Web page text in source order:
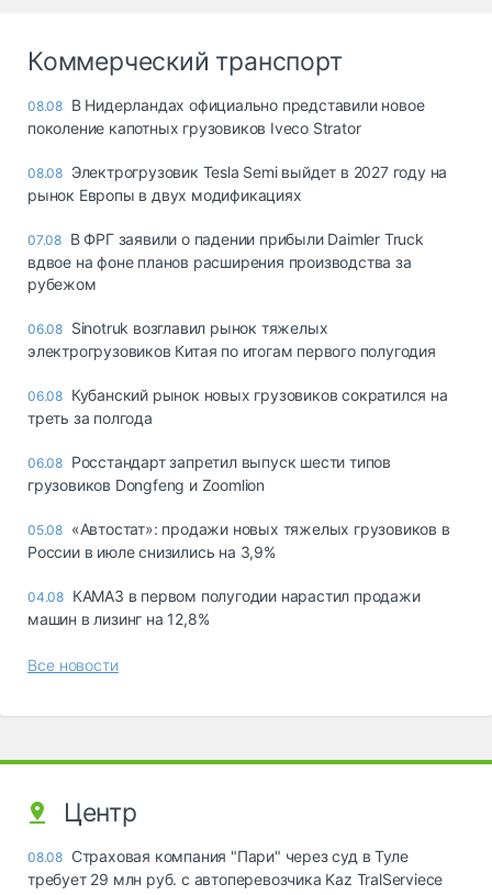
Коммерческий транспорт
08.08 В Нидерландах официально представили новое
поколение капотных грузовиков Iveco Strator
08.08 Электрогрузовик Tesla Semi выйдет в 2027 году на
рынок Европы в двух модификациях
07.08 В ФРГ заявили о падении прибыли Daimler Truck
вдвое на фоне планов расширения производства за
рубежом
06.08 Sinotruk возглавил рынок тяжелых
электрогрузовиков Китая по итогам первого полугодия
06.08 Кубанский рынок новых грузовиков сократился на
треть за полгода
06.08 Росстандарт запретил выпуск шести типов
грузовиков Dongfeng и Zoomlion
05.08 «Автостат»: продажи новых тяжелых грузовиков в
России в июле снизились на 3,9%
04.08 КАМАЗ в первом полугодии нарастил продажи
машин в лизинг на 12,8%
Все новости
Центр
08.08 Страховая компания "Пари" через суд в Туле
требует 29 млн руб. с автоперевозчика Kaz TralServiece